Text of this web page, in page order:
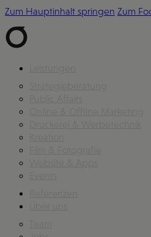
Zum Hauptinhalt springen Zum